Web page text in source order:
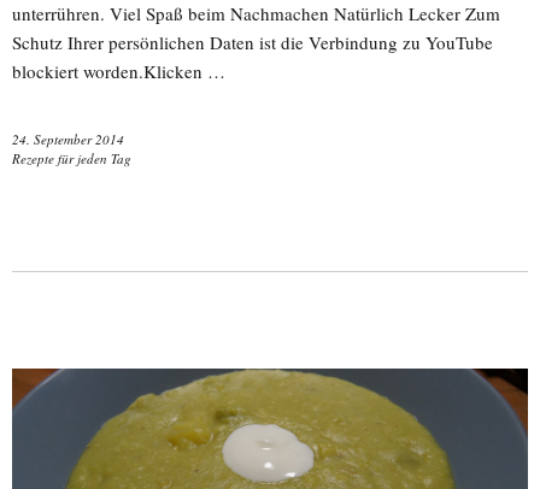
unterrühren. Viel Spaß beim Nachmachen Natürlich Lecker Zum
Schutz Ihrer persönlichen Daten ist die Verbindung zu YouTube
blockiert worden.Klicken …
24. September 2014
Rezepte für jeden Tag